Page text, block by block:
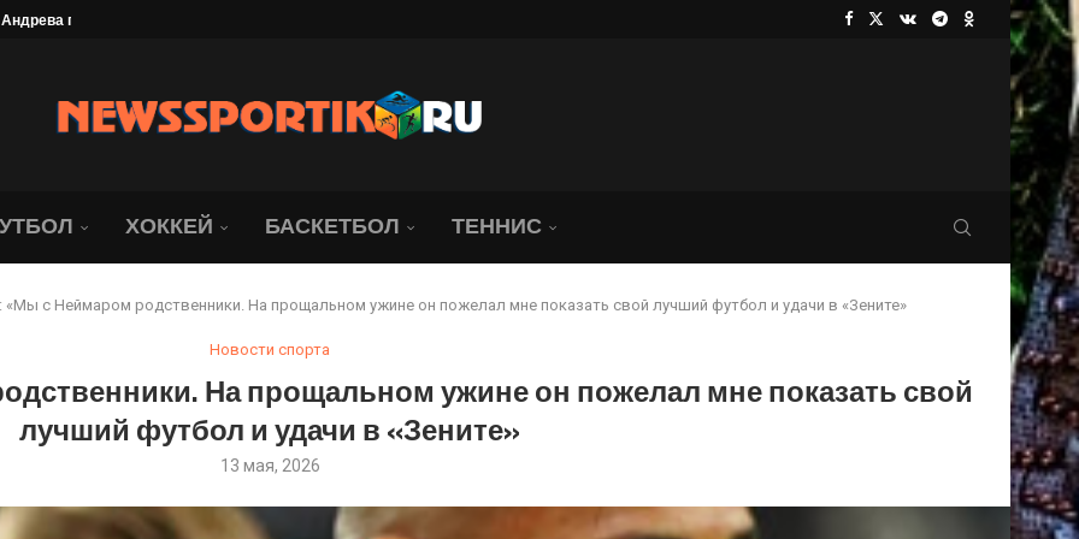
идет «Локомотив»....
ХОККЕЙ БАСКЕТБОЛ ТЕННИС
с Неймаром родственники. На прощальном ужине он пожелал мне показать свой лучший футбол и удачи в «Зените»
Новости спорта
На прощальном ужине он пожелал мне показать свой
лучший футбол и удачи в «Зените»
13 мая, 2026